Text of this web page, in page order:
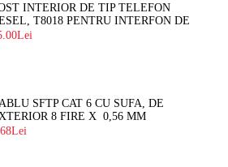
INTERIOR DE TIP TELEFON
T8018 PENTRU INTERFON DE
SFTP CAT 6 CU SUFA, DE
8 FIRE X 0,56 MM